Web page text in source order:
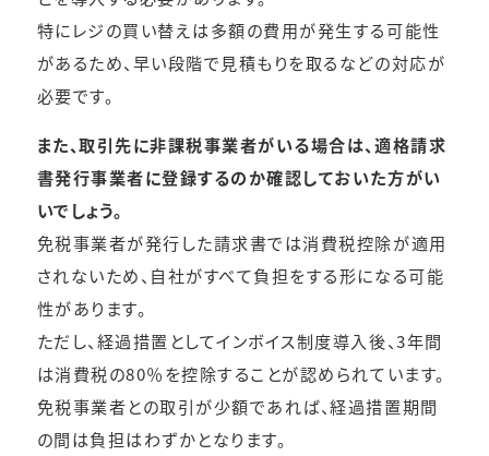
特にレジの買い替えは多額の費用が発生する可能性
があるため、早い段階で見積もりを取るなどの対応が
必要です。
また、取引先に非課税事業者がいる場合は、適格請求
書発行事業者に登録するのか確認しておいた方がい
いでしょう。
免税事業者が発行した請求書では消費税控除が適用
されないため、自社がすべて負担をする形になる可能
性があります。
ただし、経過措置としてインボイス制度導入後、3年間
は消費税の80％を控除することが認められています。
免税事業者との取引が少額であれば、経過措置期間
の間は負担はわずかとなります。